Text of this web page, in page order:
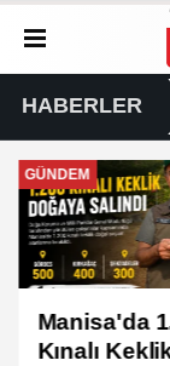
HABERLER
GÜNDEM
Manisa'da
Kınalı